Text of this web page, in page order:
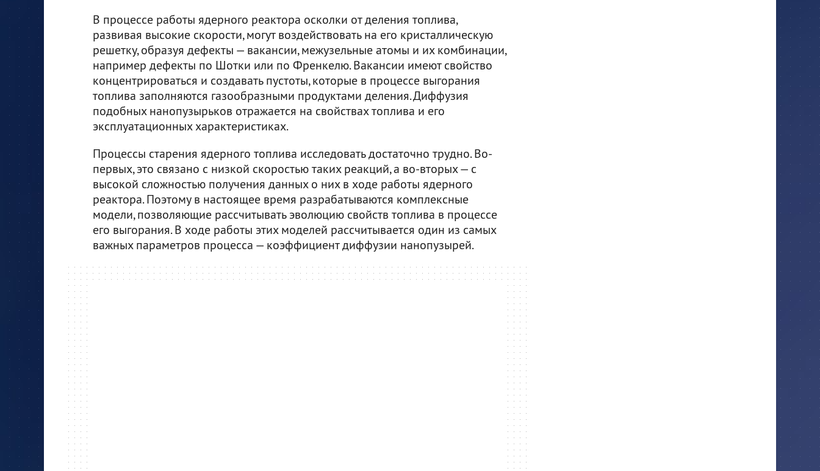
В процессе работы ядерного реактора осколки от деления топлива,
развивая высокие скорости, могут воздействовать на его кристаллическую
решетку, образуя дефекты — вакансии, межузельные атомы и их комбинации,
например дефекты по Шотки или по Френкелю. Вакансии имеют свойство
концентрироваться и создавать пустоты, которые в процессе выгорания
топлива заполняются газообразными продуктами деления. Диффузия
подобных нанопузырьков отражается на свойствах топлива и его
эксплуатационных характеристиках.
Процессы старения ядерного топлива исследовать достаточно трудно. Во-
первых, это связано с низкой скоростью таких реакций, а во-вторых — с
высокой сложностью получения данных о них в ходе работы ядерного
реактора. Поэтому в настоящее время разрабатываются комплексные
модели, позволяющие рассчитывать эволюцию свойств топлива в процессе
его выгорания. В ходе работы этих моделей рассчитывается один из самых
важных параметров процесса — коэффициент диффузии нанопузырей.